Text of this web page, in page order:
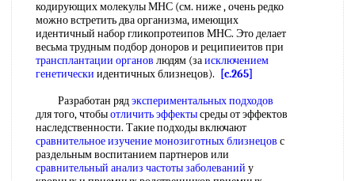
кодирующих молекулы МНС (см. ниже , очень редко
можно встретить два организма, имеющих
идентичный набор гликопротеипов МНС. Это делает
весьма трудным подбор доноров и реципиеитов при
трансплантации органов людям (заисключением
генетически идентичных близнецов).
[c.265]
Разработан рядэкспериментальных подходов
для того, чтобыотличить эффектысреды от эффектов
наследственности. Такие подходы включают
сравнительное изучениемонозиготных близнецов с
раздельным воспитанием партнеров или
сравнительный анализ частоты заболеваний у